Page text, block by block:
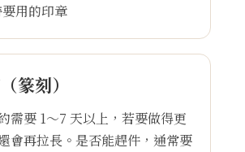
用的印章
篆刻）
需要 1～7 天以上，若要做得更
會再拉長。是否能趕件，通常要